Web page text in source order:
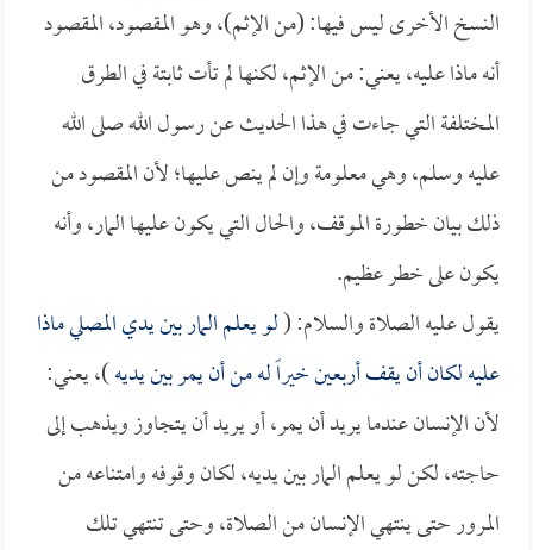
النسخ الأخرى ليس فيها: (من الإثم)، وهو المقصود، المقصود
أنه ماذا عليه، يعني: من الإثم، لكنها لم تأت ثابتة في الطرق
المختلفة التي جاءت في هذا الحديث عن رسول الله صلى الله
عليه وسلم، وهي معلومة وإن لم ينص عليها؛ لأن المقصود من
ذلك بيان خطورة الموقف، والحال التي يكون عليها المار، وأنه
يكون على خطر عظيم.
يقول عليه الصلاة والسلام: (لو يعلم المار بين يدي المصلي ماذا
عليه لكان أن يقف أربعين خيراً له من أن يمر بين يديه)، يعني:
لأن الإنسان عندما يريد أن يمر، أو يريد أن يتجاوز ويذهب إلى
حاجته، لكن لو يعلم المار بين يديه، لكان وقوفه وامتناعه من
المرور حتى ينتهي الإنسان من الصلاة، وحتى تنتهي تلك